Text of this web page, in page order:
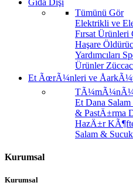
Tümünü Gör
Elektrikli ve
Fırsat Ürünleri
Haşare
Yardımcıları
Ürünler
Et ÃœrÃ¼nleri ve
Et Dana
& PastÄ±rma
HazÄ±r
Salam &
Kurumsal
Kurumsal